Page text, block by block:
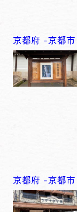
京都府 -京都市
京都府 -京都市